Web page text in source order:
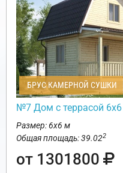
БРУС КАМЕРНОЙ СУШКИ
№7 Дом с террасой 6х6
Размер: 6х6 м
Общая площадь: 39.022
от 1301800